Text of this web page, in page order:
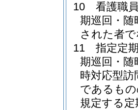
10
看護職
期巡回・随
された者
11
指定定
期巡回・随
時対応型
であるも
規定する